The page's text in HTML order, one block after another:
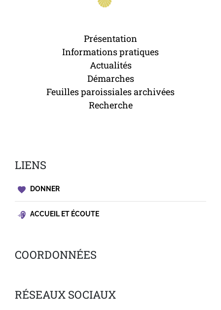
Présentation
Informations pratiques
Actualités
Démarches
Feuilles paroissiales archivées
Recherche
LIENS
DONNER
ACCUEIL ET ÉCOUTE
COORDONNÉES
RÉSEAUX SOCIAUX